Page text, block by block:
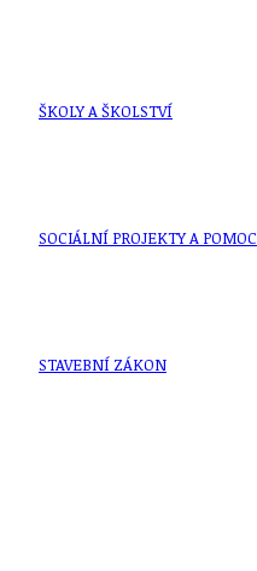
ŠKOLY A ŠKOLSTVÍ
SOCIÁLNÍ PROJEKTY A POMOC
STAVEBNÍ ZÁKON